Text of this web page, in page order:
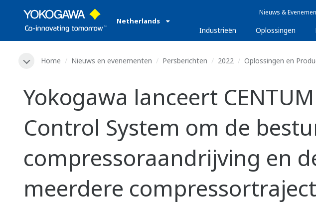
Netherlands
Nieuws &
Industrieën Oplossingen
Home Nieuws en evenementen Persberichten 2022 Oplossingen en
Yokogawa lanceert
Control System om de
compressoraandrijving en
meerdere